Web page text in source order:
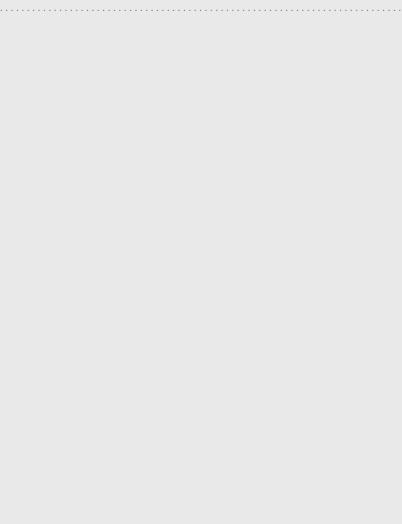
. . . . . . . . . . . . . . . . . . . . . . . . . . . . . . . . . . . . . . . . . . . . . . . . . . . . . . . . . . . . . . . . . . . . . . . . . . .